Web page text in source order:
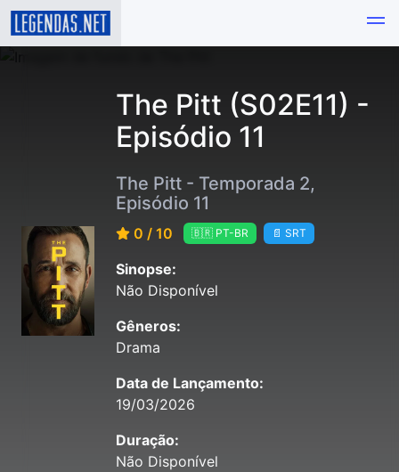
The Pitt (S02E11) -
Episódio 11
The Pitt - Temporada 2,
Episódio 11
0 / 10 🇧🇷 PT-BR 📄 SRT
Sinopse:
Não Disponível
Gêneros:
Drama
Data de Lançamento:
19/03/2026
Duração:
Não Disponível